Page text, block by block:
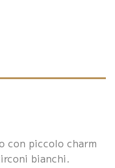
con piccolo charm
bianchi.